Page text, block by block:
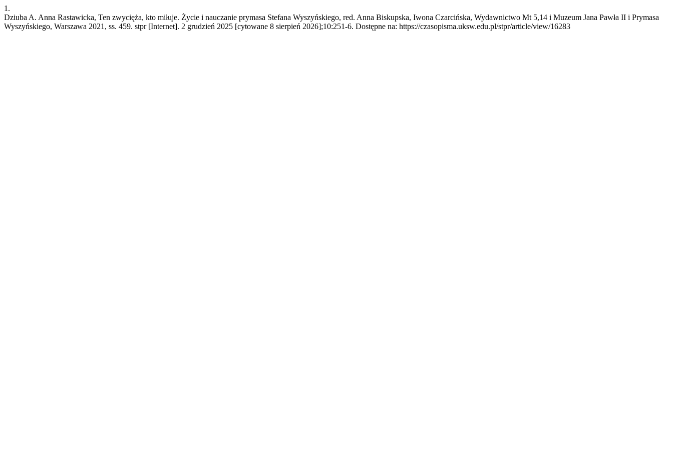
1.
Dziuba A. Anna Rastawicka, Ten zwycięża, kto miłuje. Życie i nauczanie prymasa Stefana Wyszyńskiego, red. Anna Biskupska, Iwona Czarcińska, Wydawnictwo Mt 5,14 i Muzeum Jana Pawła II i Prymasa
Wyszyńskiego, Warszawa 2021, ss. 459. stpr [Internet]. 2 grudzień 2025 [cytowane 8 sierpień 2026];10:251-6. Dostępne na: https://czasopisma.uksw.edu.pl/stpr/article/view/16283